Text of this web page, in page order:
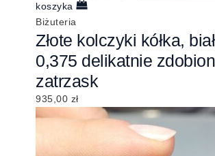
koszyka
Biżuteria
Złote kolczyki kółka,
0,375 delikatnie
zatrzask
935,00 zł